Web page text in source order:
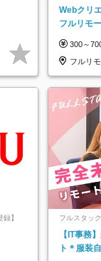
Webクリ
フルリモ
300～
フルリ
】 フルスタッ
【IT事務
ト＊服装